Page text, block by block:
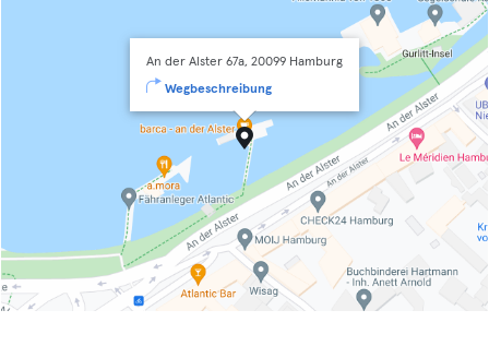
An der Alster 67a, 20099 Hamburg
Wegbeschreibung